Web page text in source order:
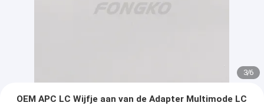
3/6
OEM APC LC Wijfje aan van de Adapter Multimode LC